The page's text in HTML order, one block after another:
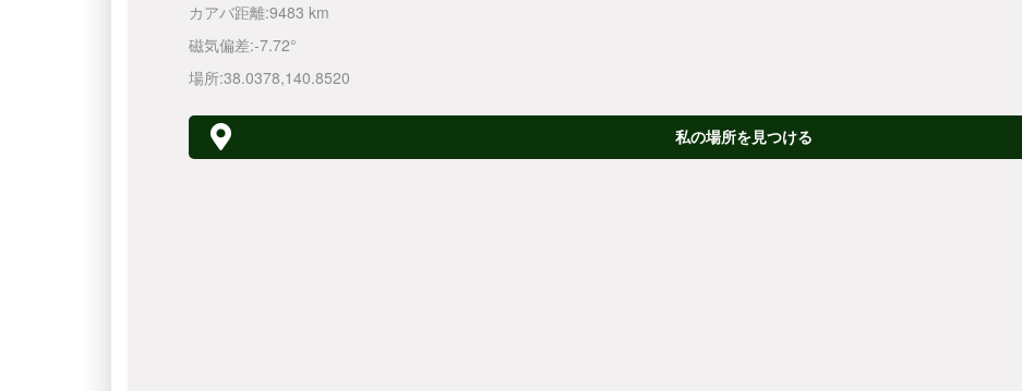
カアバ距離:9483 km
磁気偏差:-7.72°
場所:38.0378,140.8520
私の場所を見つける